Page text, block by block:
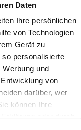
Daten
Ihre persönlichen
von Technologien
Gerät zu
so personalisierte
Werbung und
von
darüber, wer
können Ihre